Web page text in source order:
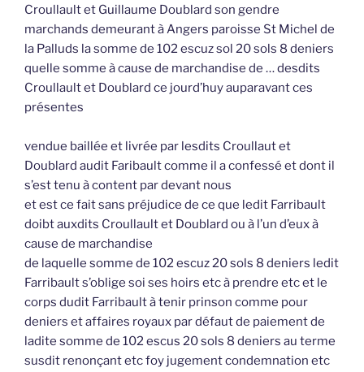
Croullault et Guillaume Doublard son gendre
marchands demeurant à Angers paroisse St Michel de
la Palluds la somme de 102 escuz sol 20 sols 8 deniers
quelle somme à cause de marchandise de … desdits
Croullault et Doublard ce jourd’huy auparavant ces
présentes
vendue baillée et livrée par lesdits Croullaut et
Doublard audit Faribault comme il a confessé et dont il
s’est tenu à content par devant nous
et est ce fait sans préjudice de ce que ledit Farribault
doibt auxdits Croullault et Doublard ou à l’un d’eux à
cause de marchandise
de laquelle somme de 102 escuz 20 sols 8 deniers ledit
Farribault s’oblige soi ses hoirs etc à prendre etc et le
corps dudit Farribault à tenir prinson comme pour
deniers et affaires royaux par défaut de paiement de
ladite somme de 102 escus 20 sols 8 deniers au terme
susdit renonçant etc foy jugement condemnation etc